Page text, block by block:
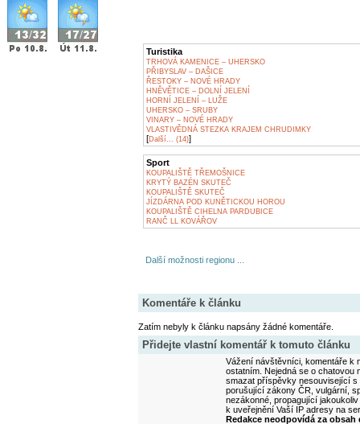
Turistika
TRHOVÁ KAMENICE – UHERSKO
PŘIBYSLAV – DAŠICE
ŘESTOKY – NOVÉ HRADY
HNĚVĚTICE – DOLNÍ JELENÍ
HORNÍ JELENÍ – LUŽE
UHERSKO – SRUBY
VINARY – NOVÉ HRADY
VLASTIVĚDNÁ STEZKA KRAJEM CHRUDIMKY
[Další... (14)]
Sport
KOUPALIŠTĚ TŘEMOŠNICE
KRYTÝ BAZÉN SKUTEČ
KOUPALIŠTĚ SKUTEČ
JÍZDÁRNA POD KUNĚTICKOU HOROU
KOUPALIŠTĚ CIHELNA PARDUBICE
RANČ LL KOVÁŘOV
Další možnosti regionu ...
Komentáře k článku
Zatím nebyly k článku napsány žádné komentáře.
Přidejte vlastní komentář k tomuto článku
Vážení návštěvníci, komentáře k
ostatním. Nejedná se o
smazat příspěvky nesouvisející
porušující zákony ČR, vulgární,
nezákonné, propagující
k uveřejnění Vaší IP adresy na
Redakce neodpovídá za